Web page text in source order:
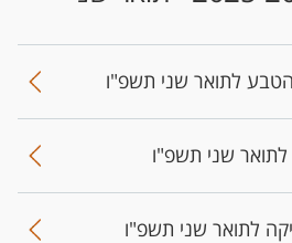
לתואר שני תשפ"ו
שני תשפ"ו
לתואר שני תשפ"ו